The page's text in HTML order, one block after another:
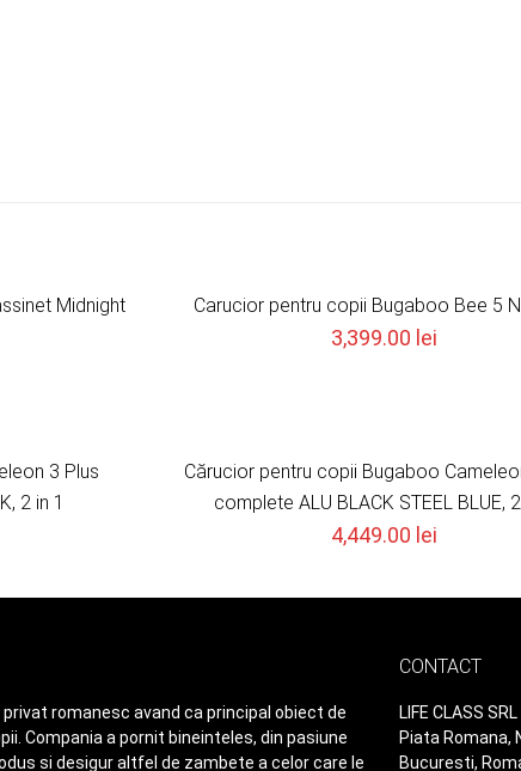
Midnight
Carucior pentru copii Bugaboo Bee 5
3,399.00 lei
3 Plus
2 in 1
Cărucior pentru copii Bugaboo
complete ALU BLACK STEEL BLUE, 2
4,449.00 lei
privat romanesc avand ca principal obiect de
Compania a pornit bineinteles, din pasiune
si desigur altfel de zambete a celor care le
CONTACT
LIFE CLASS
Piata Romana,
Bucuresti,